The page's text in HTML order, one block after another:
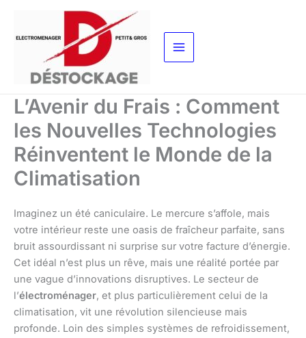
contenu
L’Avenir du Frais : Comment
les Nouvelles Technologies
Réinventent le Monde de la
Climatisation
Imaginez un été caniculaire. Le mercure s’affole, mais
votre intérieur reste une oasis de fraîcheur parfaite, sans
bruit assourdissant ni surprise sur votre facture d’énergie.
Cet idéal n’est plus un rêve, mais une réalité portée par
une vague d’innovations disruptives. Le secteur de
l’électroménager, et plus particulièrement celui de la
climatisation, vit une révolution silencieuse mais
profonde. Loin des simples systèmes de refroidissement,